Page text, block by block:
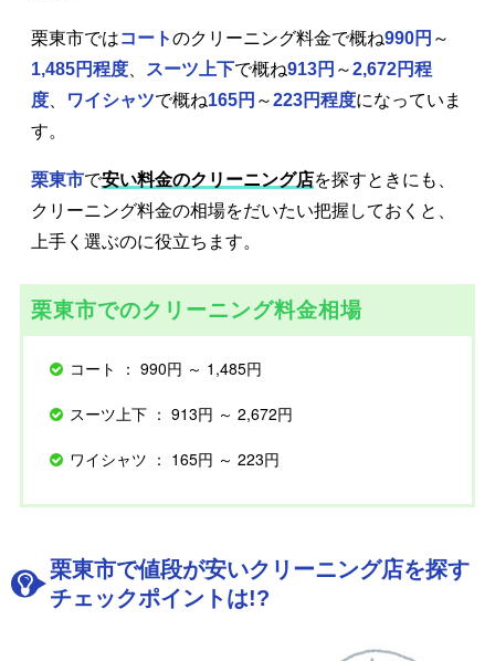
栗東市ではコートのクリーニング料金で概ね990円 ～
1,485円程度
スーツ上下で概ね913円 ～2,672円程
度
ワイシャツで概ね165円 ～223円程度になっていま
す。
栗東市で安い料金のクリーニング店を探すときにも、
クリーニング料金の相場をだいたい把握しておくと、
上手く選ぶのに役立ちます。
栗東市でのクリーニング料金相場
コート ： 990円 ～ 1,485円
スーツ上下 ： 913円 ～ 2,672円
ワイシャツ ： 165円 ～ 223円
栗東市で値段が安いクリーニング店を探す
チェックポイントは!?